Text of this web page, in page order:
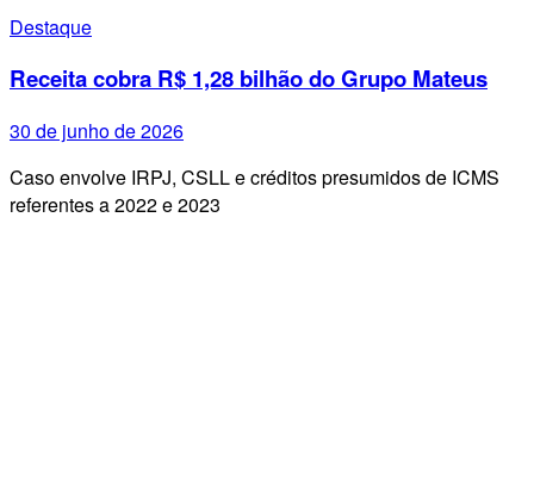
Destaque
Receita cobra R$ 1,28 bilhão do Grupo Mateus
30 de junho de 2026
Caso envolve IRPJ, CSLL e créditos presumidos de ICMS
referentes a 2022 e 2023